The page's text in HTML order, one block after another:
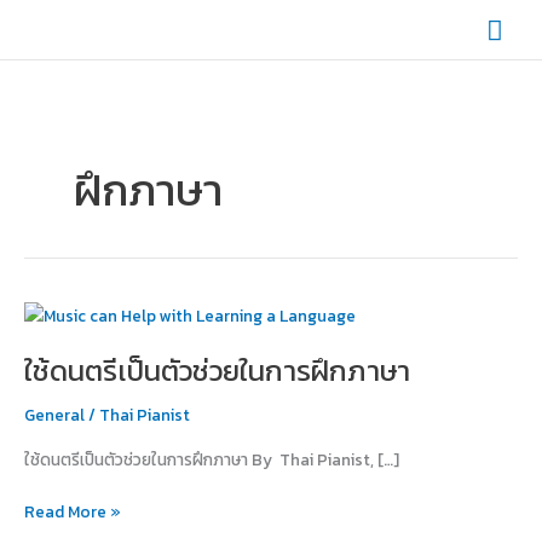
content
ฝึกภาษา
ใช้ดนตรีเป็นตัวช่วยในการฝึกภาษา
General/ Thai Pianist
ใช้ดนตรีเป็นตัวช่วยในการฝึกภาษา By Thai Pianist, […]
ใช้
เป็น
ช่วย
การ
ภาษา
Read More »